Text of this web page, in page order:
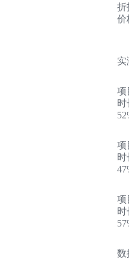
折
价
实
项
时
项
时
项
时
数